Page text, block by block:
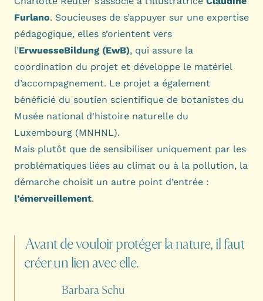
Furlano. Soucieuses de s’appuyer sur une expertise
pédagogique, elles s’orientent vers
l’ErwuesseBildung (EwB), qui assure la
coordination du projet et développe le matériel
d’accompagnement. Le projet a également
bénéficié du soutien scientifique de botanistes du
Musée national d'histoire naturelle du
Luxembourg (MNHNL).
Mais plutôt que de sensibiliser uniquement par les
problématiques liées au climat ou à la pollution, la
démarche choisit un autre point d’entrée :
l’émerveillement.
Avantdevouloirprotégerla nature, ilfaut
créerun lienavec elle.
Barbara Schu